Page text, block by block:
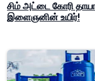
சிம் அட்டை கோரி
இளைஞனின் உயிர்!